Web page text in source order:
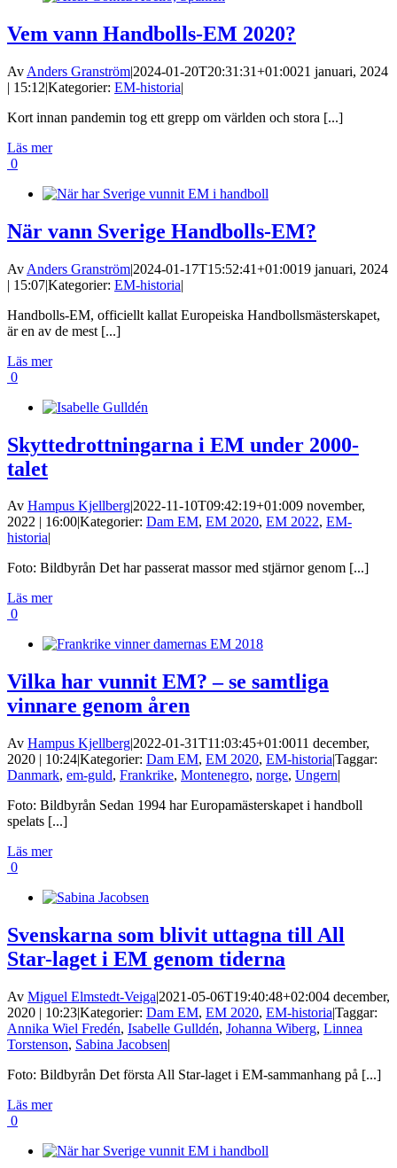
Vem vann Handbolls-EM 2020?
Av Anders Granström|2024-01-20T20:31:31+01:0021 januari, 2024
| 15:12|Kategorier: EM-historia|
Kort innan pandemin tog ett grepp om världen och stora [...]
Läs mer
0
När vann Sverige Handbolls-EM?
Av Anders Granström|2024-01-17T15:52:41+01:0019 januari, 2024
| 15:07|Kategorier: EM-historia|
Handbolls-EM, officiellt kallat Europeiska Handbollsmästerskapet,
är en av de mest [...]
Läs mer
0
Skyttedrottningarna i EM under 2000-
talet
Av Hampus Kjellberg|2022-11-10T09:42:19+01:009 november,
2022 | 16:00|Kategorier: Dam EM, EM 2020, EM 2022, EM-
historia|
Foto: Bildbyrån Det har passerat massor med stjärnor genom [...]
Läs mer
0
Vilka har vunnit EM? – se samtliga
vinnare genom åren
Av Hampus Kjellberg|2022-01-31T11:03:45+01:0011 december,
2020 | 10:24|Kategorier: Dam EM, EM 2020, EM-historia|Taggar:
Danmark, em-guld, Frankrike, Montenegro, norge, Ungern|
Foto: Bildbyrån Sedan 1994 har Europamästerskapet i handboll
spelats [...]
Läs mer
0
Svenskarna som blivit uttagna till All
Star-laget i EM genom tiderna
Av Miguel Elmstedt-Veiga|2021-05-06T19:40:48+02:004 december,
2020 | 10:23|Kategorier: Dam EM, EM 2020, EM-historia|Taggar:
Annika Wiel Fredén, Isabelle Gulldén, Johanna Wiberg, Linnea
Torstenson, Sabina Jacobsen|
Foto: Bildbyrån Det första All Star-laget i EM-sammanhang på [...]
Läs mer
0